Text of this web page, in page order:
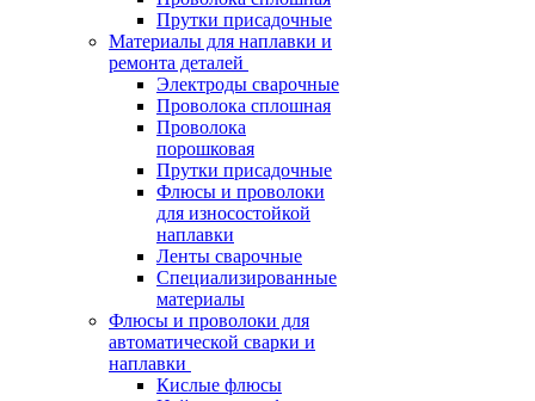
Прутки присадочные
Материалы для наплавки и
ремонта деталей
Электроды сварочные
Проволока сплошная
Проволока
порошковая
Прутки присадочные
Флюсы и проволоки
для износостойкой
наплавки
Ленты сварочные
Специализированные
материалы
Флюсы и проволоки для
автоматической сварки и
наплавки
Кислые флюсы